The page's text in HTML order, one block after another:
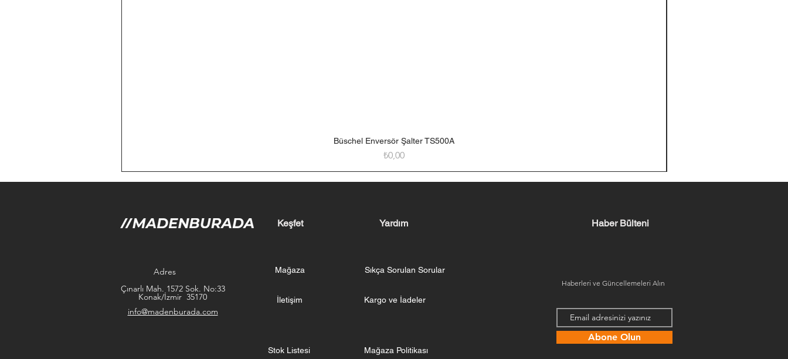
Hızlı Bakış
Büschel Enversör Şalter TS500A
Fiyat
₺0,00
Keşfet Yardım
Adres
Çınarlı Mah. 1572 Sok. No:33
Konak/İzmir 35170
Mağaza Sıkça Sorulan Sorular
İletişim Kargo ve İadeler
info@madenburada.com
Stok Listesi Mağaza Politikası
Haber Bülteni
Haberleri ve Güncellemeleri Alın
Abone Olun